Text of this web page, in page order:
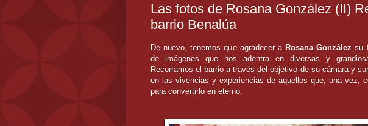
Las fotos de Rosana González (II)
barrio Benalúa
De nuevo, tenemos que agradecer a Rosana González su
de imágenes que nos adentra en diversas y
Recorramos el barrio a través del objetivo de su cámara y
en las vivencias y experiencias de aquellos que, una vez,
para convertirlo en eterno.